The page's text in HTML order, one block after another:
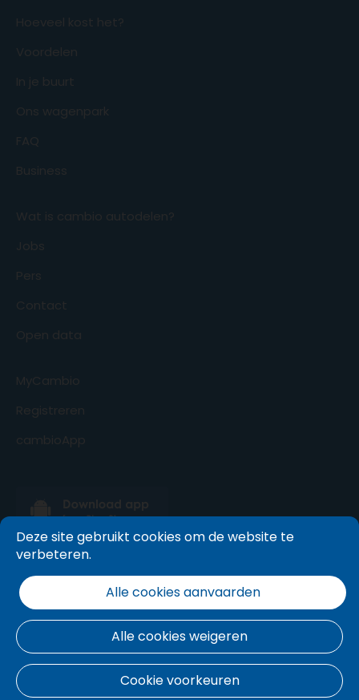
Hoeveel kost het?
Voordelen
In je buurt
Ons wagenpark
FAQ
Business
Wat is cambio autodelen?
Jobs
Pers
Contact
Open data
MyCambio
Registreren
cambioApp
Deze site gebruikt cookies om de website te
verbeteren.
Cookie voorkeuren
Alle cookies weigeren
Alle cookies aanvaarden
Algemene voorwaarden. Cookie beleid